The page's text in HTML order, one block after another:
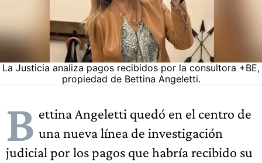
La Justicia analiza pagos recibidos por la consultora +BE,
propiedad de Bettina Angeletti.
B ettina Angeletti quedó en el centro de
una nueva línea de investigación
judicial por los pagos que habría recibido su